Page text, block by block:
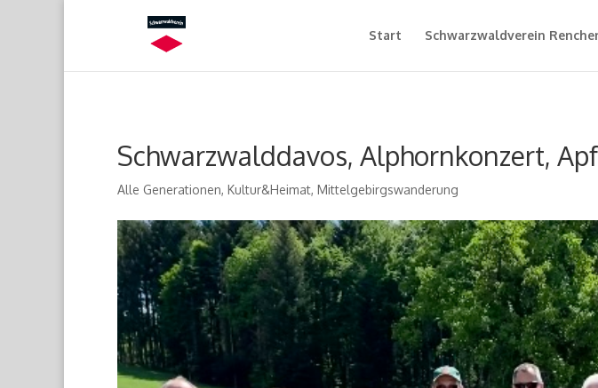
Start Schwarzwaldverein
Schwarzwalddavos, Alphornkonzert,
Alle Generationen, Kultur&Heimat, Mittelgebirgswanderung